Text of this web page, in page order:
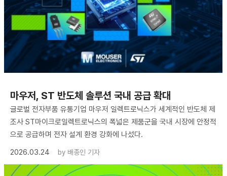
마우저, ST 반도체 솔루션 국내 공급 확대
글로벌 전자부품 유통기업 마우저 일렉트로닉스가 세계적인 반도체 제
조사 ST마이크로일렉트로닉스의 폭넓은 제품군을 국내 시장에 안정적
으로 공급하며 전자 설계 환경 강화에 나섰다.
2026.03.24
by 배종인 기자